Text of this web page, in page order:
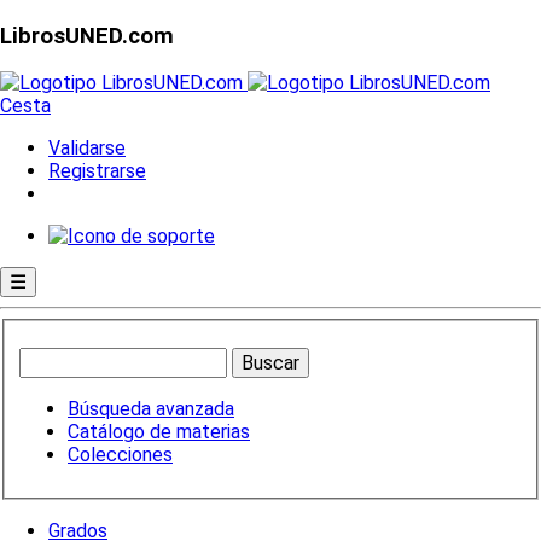
LibrosUNED.com
Cesta
Validarse
Registrarse
☰
Búsqueda avanzada
Catálogo de materias
Colecciones
Grados